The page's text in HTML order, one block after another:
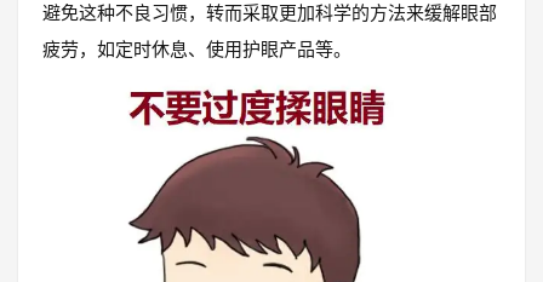
避免这种不良习惯，转而采取更加科学的方法来缓解眼部
疲劳，如定时休息、使用护眼产品等。